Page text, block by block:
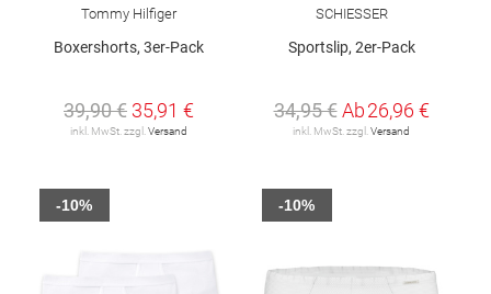
Tommy Hilfiger
Boxershorts, 3er-Pack
39,90 € 35,91 €
inkl. MwSt. zzgl. Versand
SCHIESSER
Sportslip, 2er-Pack
34,95 € Ab26,96 €
inkl. MwSt. zzgl. Versand
-10% -10%